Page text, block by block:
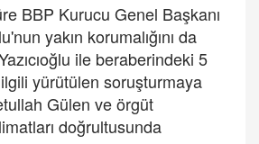
BBP Kurucu Genel Başkanı
yakın korumalığını da
ile beraberindeki 5
yürütülen soruşturmaya
Gülen ve örgüt
doğrultusunda